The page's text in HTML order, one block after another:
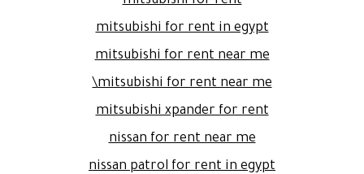
mitsubishi for rent in egypt
mitsubishi for rent near me
mitsubishi for rent near me\
mitsubishi xpander for rent
nissan for rent near me
nissan patrol for rent in egypt